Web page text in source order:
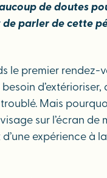
de doutes
de parler de cette
le premier rendez-
d’extérioriser,
Mais
sur l’écran de
expérience à